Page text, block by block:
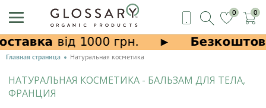
0 0
Главная страница Натуральная косметика
НАТУРАЛЬНАЯ КОСМЕТИКА - БАЛЬЗАМ ДЛЯ ТЕЛА,
ФРАНЦИЯ